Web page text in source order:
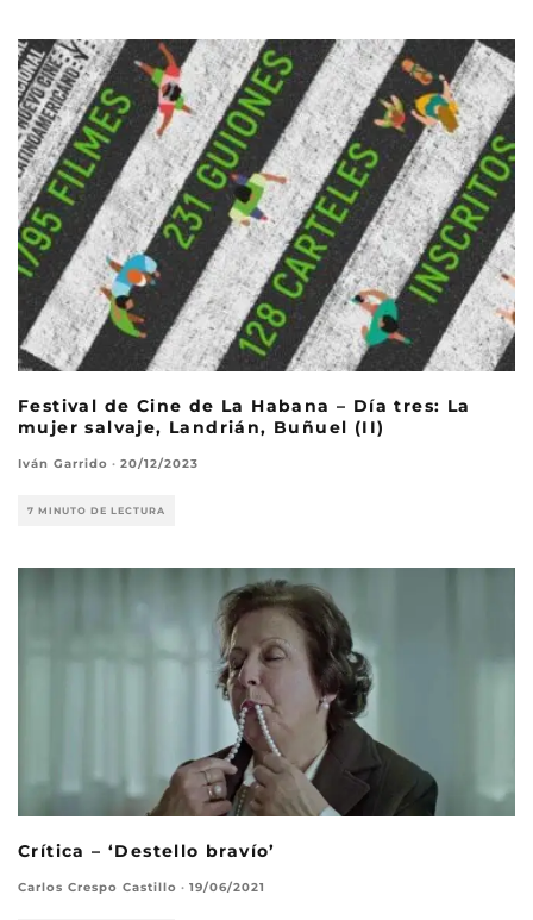
Festival de Cine de La Habana – Día tres: La
mujer salvaje, Landrián, Buñuel (II)
Iván Garrido · 20/12/2023
7 MINUTO DE LECTURA
Crítica – ‘Destello bravío’
Carlos Crespo Castillo · 19/06/2021